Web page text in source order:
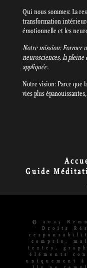
Qui nous sommes: La
transformation
émotionnelle et les
Notre mission: Former
neurosciences, la
appliquée.
Notre vision: Parce que
vies plus
Guide
© 2025
Droits
compris,
textes,
éléments
uniquement